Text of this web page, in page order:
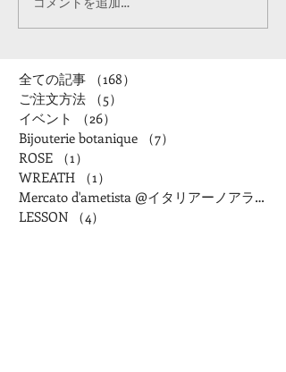
全ての記事 （168）
ご注文方法
（5）
イベント
（26）
Bijouterie botanique
（7）
ROSE
（1）
WREATH
（1）
Mercato d'ametista @イタリアーノアランチャ
LESSON
（4）